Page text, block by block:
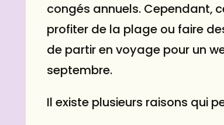
congés annuels. Cependant,
profiter de la plage ou faire
de partir en voyage pour un
septembre.
Il existe plusieurs raisons qui